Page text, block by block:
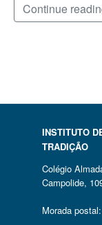
Continue
INSTITUTO
TRADIÇÃO
Colégio
Campolide,
Morada